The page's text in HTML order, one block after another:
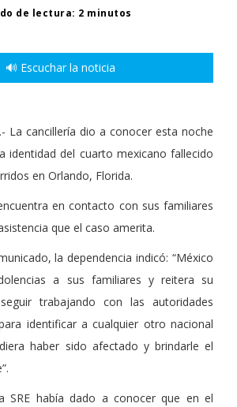
de lectura: 2 minutos
🔊 Escuchar la noticia
La cancillería dio a conocer esta noche
identidad del cuarto mexicano fallecido
en Orlando, Florida.
en contacto con sus familiares
que el caso amerita.
la dependencia indicó: “México
a sus familiares y reitera su
trabajando con las autoridades
identificar a cualquier otro nacional
haber sido afectado y brindarle el
SRE había dado a conocer que en el